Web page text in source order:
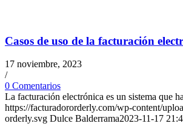
Casos de uso de la facturación
17 noviembre, 2023
/
0 Comentarios
La facturación electrónica es un sistema que
https://facturadororderly.com/wp-content/
orderly.svg Dulce Balderrama2023-11-17